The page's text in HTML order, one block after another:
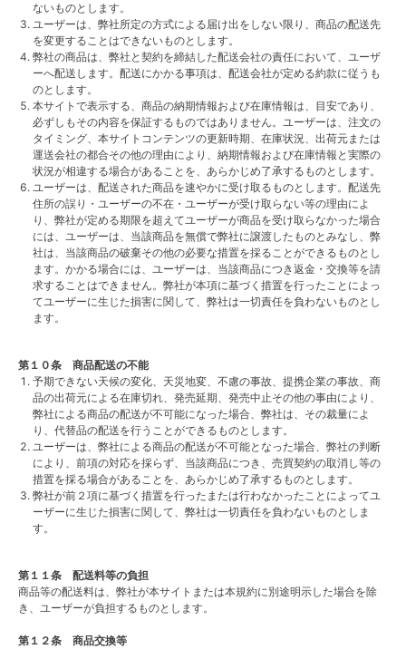
ないものとします。
ユーザーは、弊社所定の方式による届け出をしない限り、商品の配送先
を変更することはできないものとします。
弊社の商品は、弊社と契約を締結した配送会社の責任において、ユーザ
ーへ配送します。配送にかかる事項は、配送会社が定める約款に従うも
のとします。
本サイトで表示する、商品の納期情報および在庫情報は、目安であり、
必ずしもその内容を保証するものではありません。ユーザーは、注文の
タイミング、本サイトコンテンツの更新時期、在庫状況、出荷元または
運送会社の都合その他の理由により、納期情報および在庫情報と実際の
状況が相違する場合があることを、あらかじめ了承するものとします。
ユーザーは、配送された商品を速やかに受け取るものとします。配送先
住所の誤り・ユーザーの不在・ユーザーが受け取らない等の理由によ
り、弊社が定める期限を超えてユーザーが商品を受け取らなかった場合
には、ユーザーは、当該商品を無償で弊社に譲渡したものとみなし、弊
社は、当該商品の破棄その他の必要な措置を採ることができるものとし
ます。かかる場合には、ユーザーは、当該商品につき返金・交換等を請
求することはできません。弊社が本項に基づく措置を行ったことによっ
てユーザーに生じた損害に関して、弊社は一切責任を負わないものとし
ます。
第１０条 商品配送の不能
予期できない天候の変化、天災地変、不慮の事故、提携企業の事故、商
品の出荷元による在庫切れ、発売延期、発売中止その他の事由により、
弊社による商品の配送が不可能になった場合、弊社は、その裁量によ
り、代替品の配送を行うことができるものとします。
ユーザーは、弊社による商品の配送が不可能となった場合、弊社の判断
により、前項の対応を採らず、当該商品につき、売買契約の取消し等の
措置を採る場合があることを、あらかじめ了承するものとします。
弊社が前２項に基づく措置を行ったまたは行わなかったことによってユ
ーザーに生じた損害に関して、弊社は一切責任を負わないものとしま
す。
第１１条 配送料等の負担
商品等の配送料は、弊社が本サイトまたは本規約に別途明示した場合を除
き、ユーザーが負担するものとします。
第１２条 商品交換等